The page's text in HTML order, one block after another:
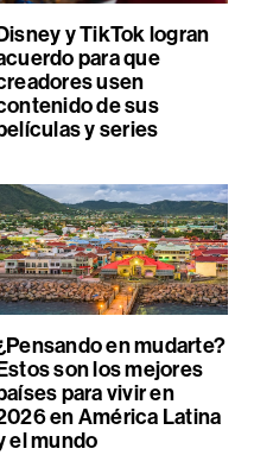
y TikTok logran
para que
usen
de sus
y series
en mudarte?
son los mejores
para vivir en
en América Latina
el mundo